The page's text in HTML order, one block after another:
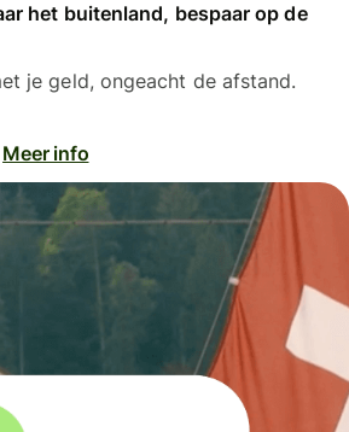
het buitenland, bespaar op de
je geld, ongeacht de afstand.
Meer info